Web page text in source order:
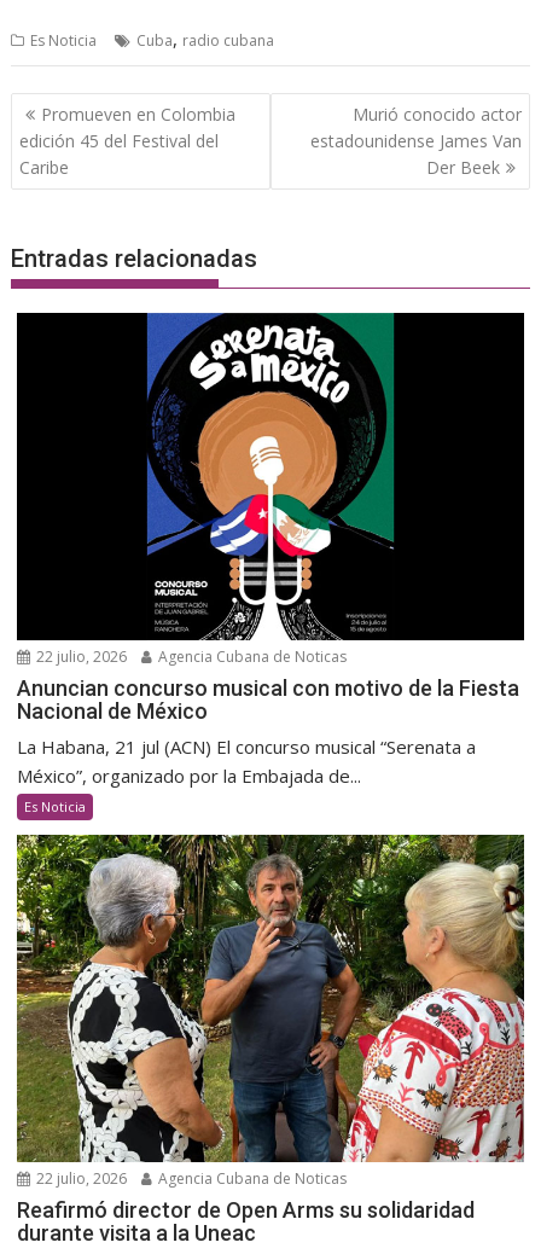
Es Noticia Cuba, radio cubana
Navegación
de
entradas
Promueven en Colombia
edición 45 del Festival del
Caribe
Murió conocido actor
estadounidense James Van
Der Beek
Entradas relacionadas
22 julio, 2026 Agencia Cubana de Noticas
Anuncian concurso musical con motivo de la Fiesta
Nacional de México
La Habana, 21 jul (ACN) El concurso musical “Serenata a
México”, organizado por la Embajada de...
Es Noticia
22 julio, 2026 Agencia Cubana de Noticas
Reafirmó director de Open Arms su solidaridad
durante visita a la Uneac